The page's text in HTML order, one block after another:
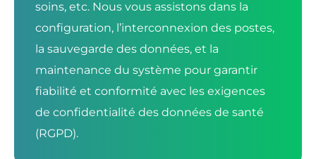
soins, etc. Nous vous assistons dans la
configuration, l’interconnexion des postes,
la sauvegarde des données, et la
maintenance du système pour garantir
fiabilité et conformité avec les exigences
de confidentialité des données de santé
(RGPD).